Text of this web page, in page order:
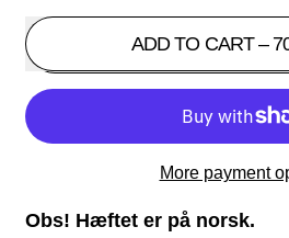
ADD TO CART–
More payment
Obs! Hæftet er på norsk.